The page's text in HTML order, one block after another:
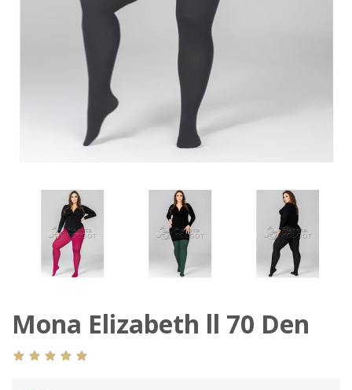
Mona Elizabeth ll 70 Den